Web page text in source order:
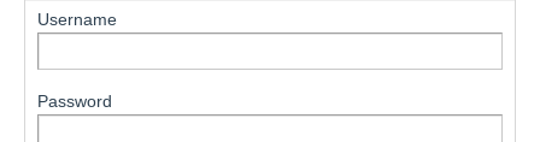
Username
Password